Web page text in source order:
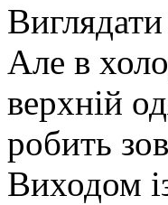
Але в
верхній
робить
Виходом